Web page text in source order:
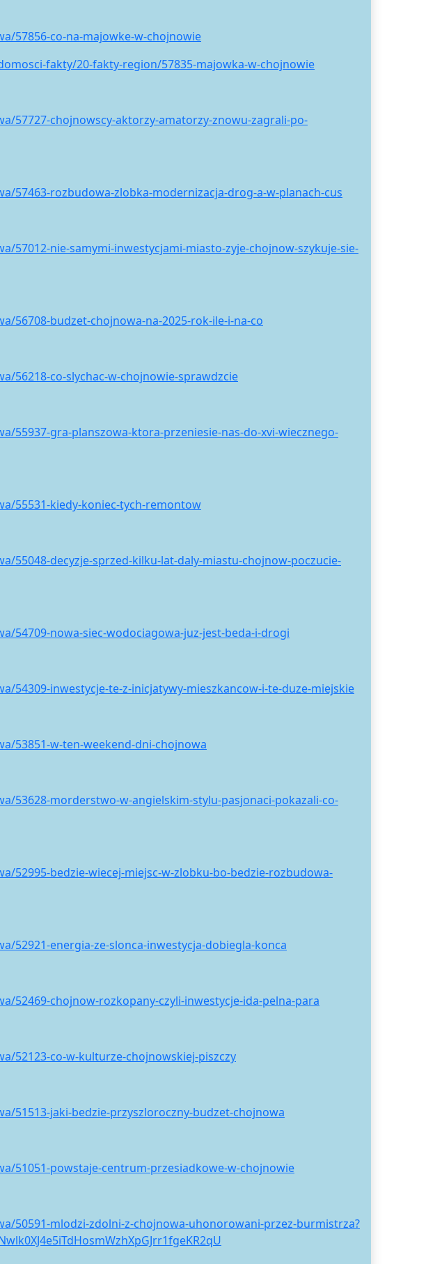
57856-co-na-majowke-w-chojnowie
fakty/20-fakty-region/57835-majowka-w-chojnowie
57727-chojnowscy-aktorzy-amatorzy-znowu-zagrali-po-
57463-rozbudowa-zlobka-modernizacja-drog-a-w-planach-cus
57012-nie-samymi-inwestycjami-miasto-zyje-chojnow-szykuje-sie-
56708-budzet-chojnowa-na-2025-rok-ile-i-na-co
56218-co-slychac-w-chojnowie-sprawdzcie
55937-gra-planszowa-ktora-przeniesie-nas-do-xvi-wiecznego-
55531-kiedy-koniec-tych-remontow
55048-decyzje-sprzed-kilku-lat-daly-miastu-chojnow-poczucie-
54709-nowa-siec-wodociagowa-juz-jest-beda-i-drogi
54309-inwestycje-te-z-inicjatywy-mieszkancow-i-te-duze-miejskie
53851-w-ten-weekend-dni-chojnowa
53628-morderstwo-w-angielskim-stylu-pasjonaci-pokazali-co-
52995-bedzie-wiecej-miejsc-w-zlobku-bo-bedzie-rozbudowa-
52921-energia-ze-slonca-inwestycja-dobiegla-konca
52469-chojnow-rozkopany-czyli-inwestycje-ida-pelna-para
52123-co-w-kulturze-chojnowskiej-piszczy
51513-jaki-bedzie-przyszloroczny-budzet-chojnowa
51051-powstaje-centrum-przesiadkowe-w-chojnowie
50591-mlodzi-zdolni-z-chojnowa-uhonorowani-przez-burmistrza?